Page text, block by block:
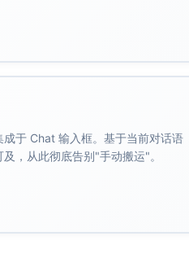
于 Chat 输入框。基于当前对话语
，从此彻底告别"手动搬运"。